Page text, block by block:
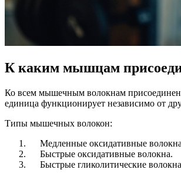
К каким мышцам
Ко всем мышечным волокнам
единица функционирует независимо от
Типы мышечных волокон:
Медленные оксидативные
Быстрые оксидативные волокна.
Быстрые гликолитические